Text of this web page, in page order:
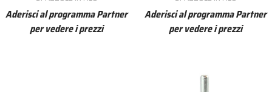
Aderisci al programma Partner
per vedere i prezzi
Aderisci al programma Partner
per vedere i prezzi